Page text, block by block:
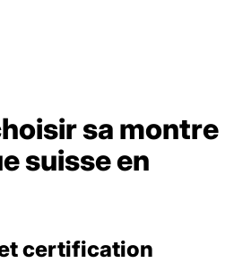
sa montre
suisse en
certification